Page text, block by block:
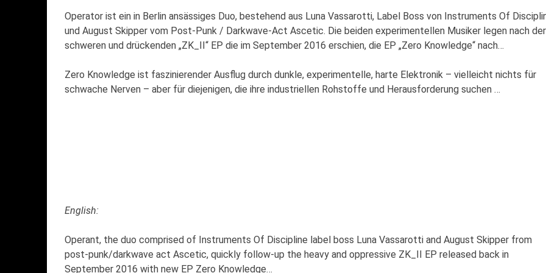
Operator ist ein in Berlin ansässiges Duo, bestehend aus Luna Vassarotti, Label Boss von Instruments Of
und August Skipper vom Post-Punk / Darkwave-Act Ascetic. Die beiden experimentellen Musiker legen nach der
schweren und drückenden „ZK_II“ EP die im September 2016 erschien, die EP „Zero Knowledge“ nach…
Zero Knowledge ist faszinierender Ausflug durch dunkle, experimentelle, harte Elektronik – vielleicht nichts für
schwache Nerven – aber für diejenigen, die ihre industriellen Rohstoffe und Herausforderung suchen …
English:
Operant, the duo comprised of Instruments Of Discipline label boss Luna Vassarotti and August Skipper from
post-punk/darkwave act Ascetic, quickly follow-up the heavy and oppressive ZK_II EP released back in
September 2016 with new EP Zero Knowledge…